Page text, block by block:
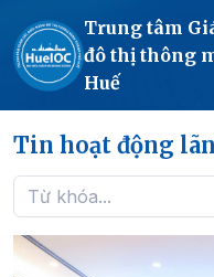
Trung tâm
đô thị thông
Huế
Tin hoạt động